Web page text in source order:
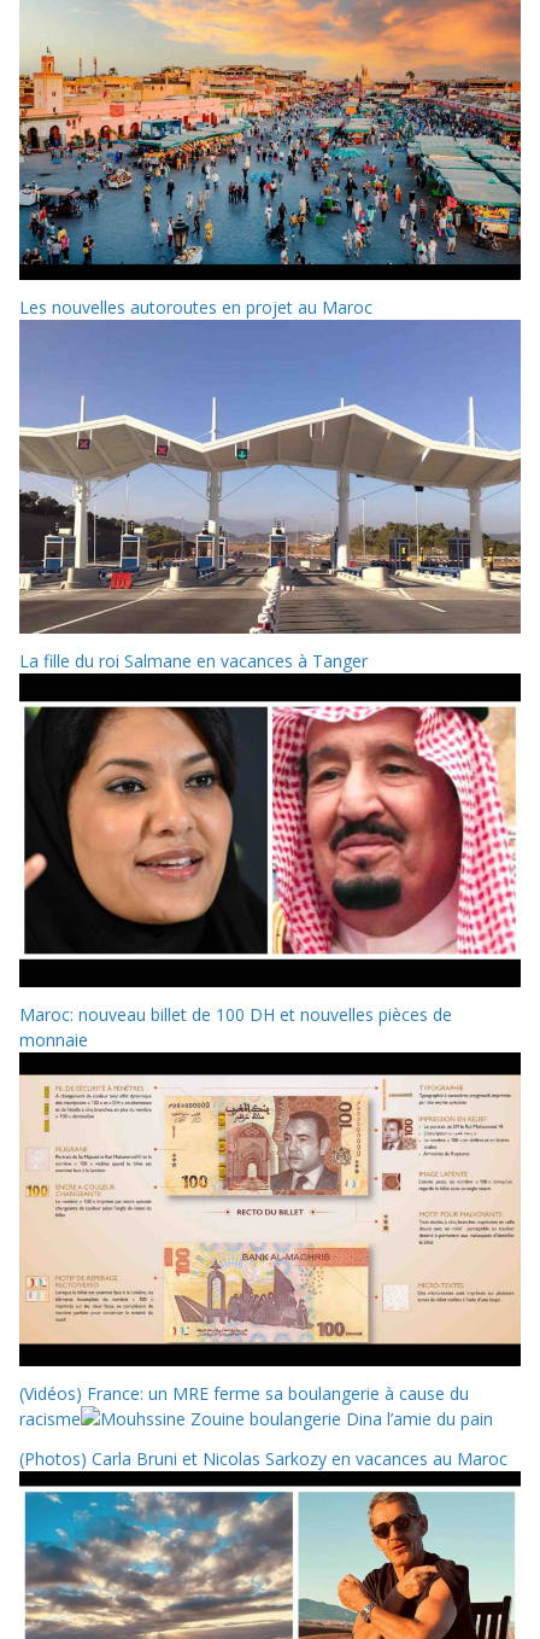
Les nouvelles autoroutes en projet au Maroc
La fille du roi Salmane en vacances à Tanger
Maroc: nouveau billet de 100 DH et nouvelles pièces de
monnaie
(Vidéos) France: un MRE ferme sa boulangerie à cause du
racisme
(Photos) Carla Bruni et Nicolas Sarkozy en vacances au Maroc